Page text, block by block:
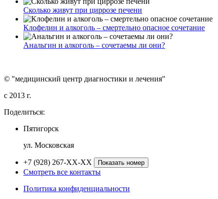
Сколько живут при циррозе печени
Клофелин и алкоголь – смертельно опасное сочетание
Анальгин и алкоголь – сочетаемы ли они?
© "медицинский центр диагностики и лечения"
c 2013 г.
Поделиться:
Пятигорск
ул. Московская
+7 (928) 267-XX-XX Показать номер
Смотреть все контакты
Политика конфиденциальности